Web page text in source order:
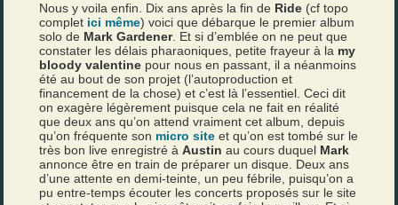
Nous y voila enfin. Dix ans après la fin de Ride (cf topo
complet ici même) voici que débarque le premier album
solo de Mark Gardener. Et si d’emblée on ne peut que
constater les délais pharaoniques, petite frayeur à la my
bloody valentine pour nous en passant, il a néanmoins
été au bout de son projet (l’autoproduction et
financement de la chose) et c’est là l’essentiel. Ceci dit
on exagère légèrement puisque cela ne fait en réalité
que deux ans qu’on attend vraiment cet album, depuis
qu’on fréquente son micro site et qu’on est tombé sur le
très bon live enregistré àAustin au cours duquel Mark
annonce être en train de préparer un disque. Deux ans
d’une attente en demi-teinte, un peu fébrile, puisqu’on a
pu entre-temps écouter les concerts proposés sur le site